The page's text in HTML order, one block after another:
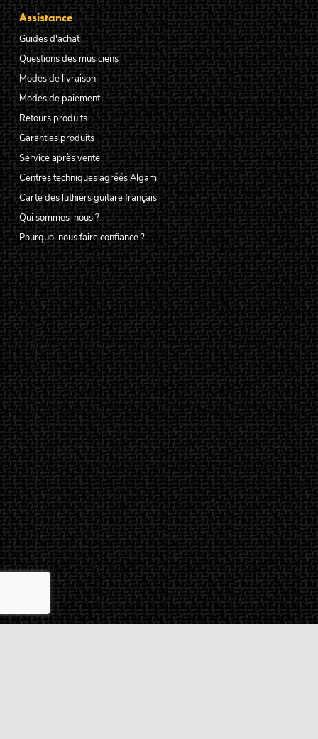
Assistance
Guides d'achat
Questions des musiciens
Modes de livraison
Modes de paiement
Retours produits
Garanties produits
Service après vente
Centres techniques agréés Algam
Carte des luthiers guitare français
Qui sommes-nous ?
Pourquoi nous faire confiance ?